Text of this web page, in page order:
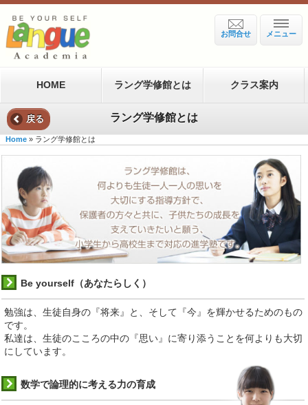
メニュー
お問合せ
HOME ラング学修館とは クラス案内
戻る ラング学修館とは
Home » ラング学修館とは
Be yourself（あなたらしく）
勉強は、生徒自身の『将来』と、そして『今』を輝かせるためのもの
です。
私達は、生徒のこころの中の『思い』に寄り添うことを何よりも大切
にしています。
数学で論理的に考える力の育成